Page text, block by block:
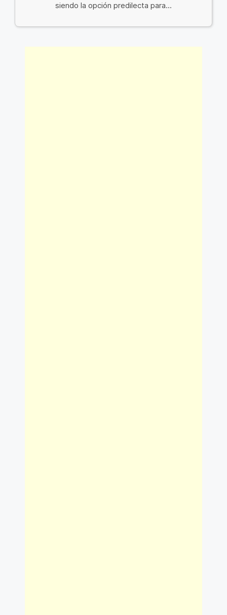
siendo la opción predilecta para...